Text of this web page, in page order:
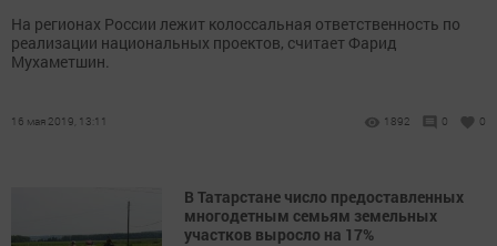
На регионах России лежит колоссальная ответственность по
реализации национальных проектов, считает Фарид
Мухаметшин.
16 мая 2019, 13:11 1892 0 0
В Татарстане число предоставленных
многодетным семьям земельных
участков выросло на 17%